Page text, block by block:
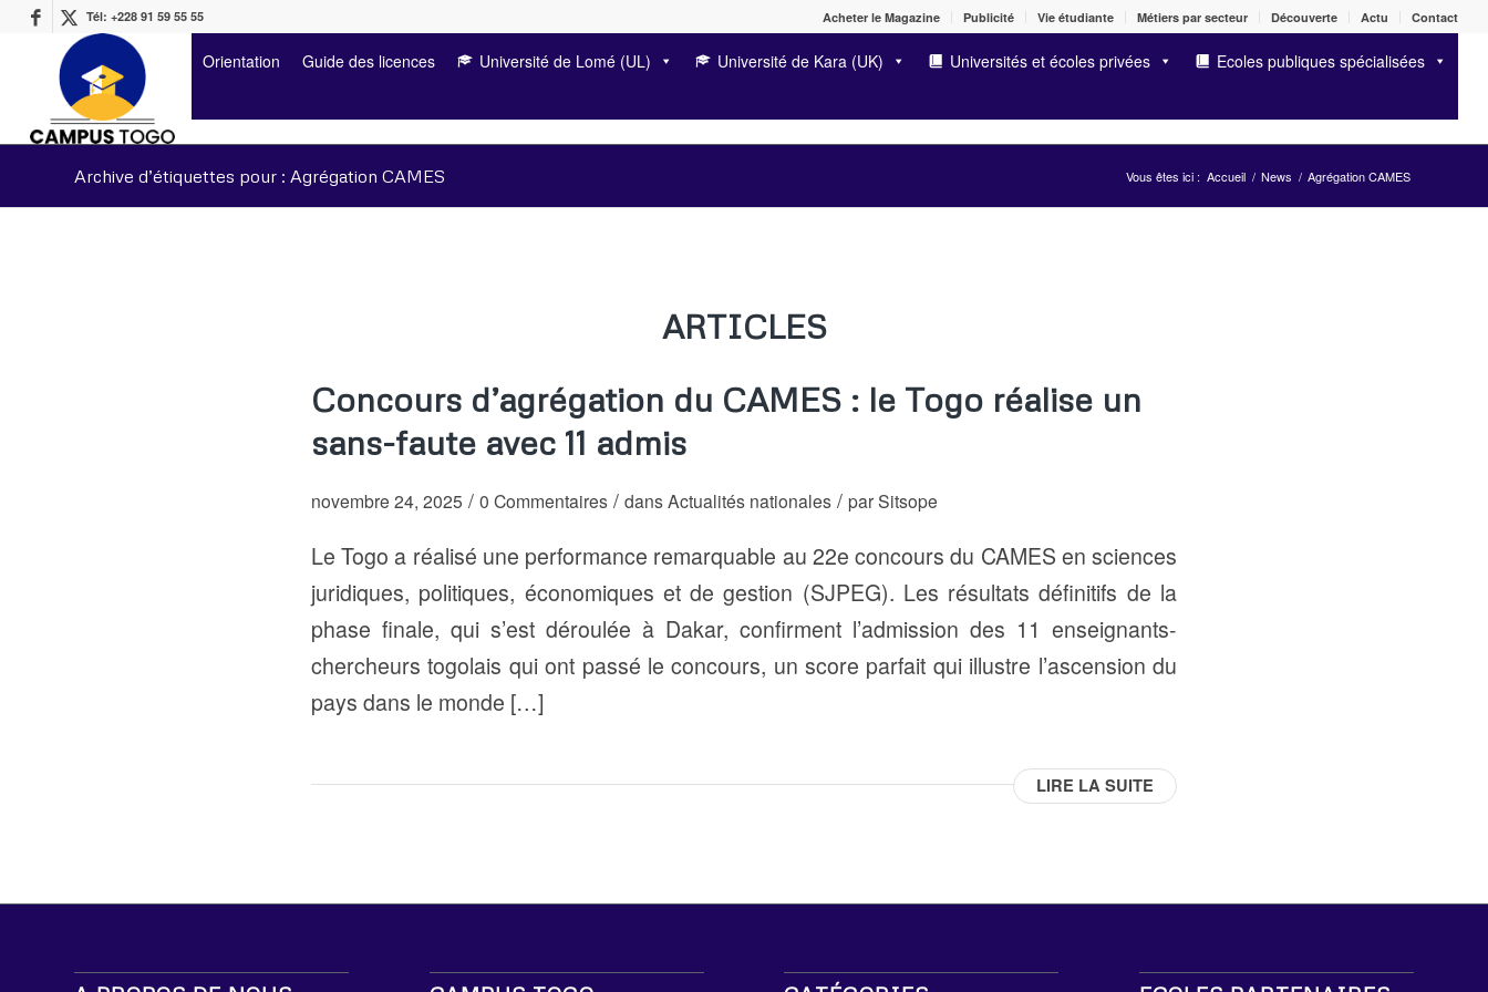
Acheter le Magazine Publicité Vie étudiante Métiers par secteur Découverte Actu Contact
Tél: +228 91 59 55 55
Orientation Guide des licences Université de Lomé (UL) Université de Kara (UK) Universités et écoles privées Ecoles publiques spécialisées
Archive d’étiquettes pour : Agrégation CAMES Vous êtes ici : Accueil / News / Agrégation CAMES
ARTICLES
Concours d’agrégation du CAMES : le Togo réalise un
sans-faute avec 11 admis
novembre 24, 2025 / 0 Commentaires / dansActualités nationales / parSitsope
Le Togo a réalisé une performance remarquable au 22e concours du CAMES en sciences
juridiques, politiques, économiques et de gestion (SJPEG). Les résultats définitifs de la
phase finale, qui s’est déroulée à Dakar, confirment l’admission des 11 enseignants-
chercheurs togolais qui ont passé le concours, un score parfait qui illustre l’ascension du
pays dans le monde […]
LIRE LA SUITE